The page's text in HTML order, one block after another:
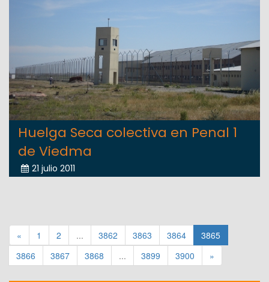
Huelga Seca colectiva en Penal 1
de Viedma
21 julio 2011
« 1 2 ... 3862 3863 3864
3865
3866
3867 3868 ... 3899 3900 »